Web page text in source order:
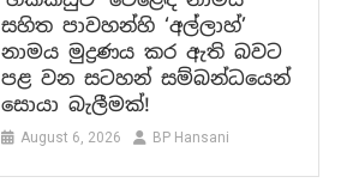
සහිත පාවහන්හි ‘අල්ලාහ්’
නාමය මුද්‍රණය කර ඇති බවට
පළ වන සටහන් සම්බන්ධයෙන්
සොයා බැලීමක්!
August 6, 2026 BP Hansani